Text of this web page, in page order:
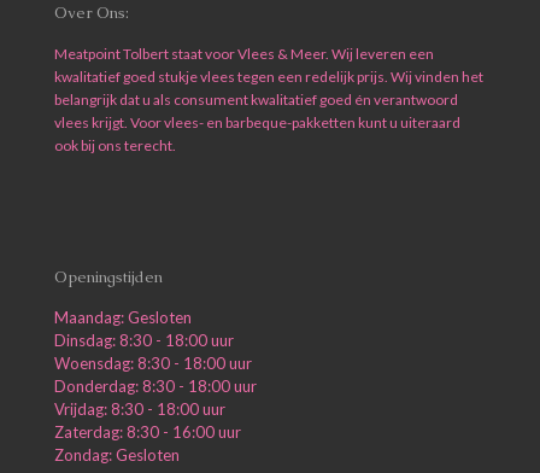
Over Ons:
Meatpoint Tolbert staat voor Vlees & Meer. Wij leveren een
kwalitatief goed stukje vlees tegen een redelijk prijs. Wij vinden het
belangrijk dat u als consument kwalitatief goed én verantwoord
vlees krijgt. Voor vlees- en barbeque-pakketten kunt u uiteraard
ook bij ons terecht.
Openingstijden
Maandag: Gesloten
Dinsdag: 8:30 - 18:00 uur
Woensdag: 8:30 - 18:00 uur
Donderdag: 8:30 - 18:00 uur
Vrijdag: 8:30 - 18:00 uur
Zaterdag: 8:30 - 16:00 uur
Zondag: Gesloten